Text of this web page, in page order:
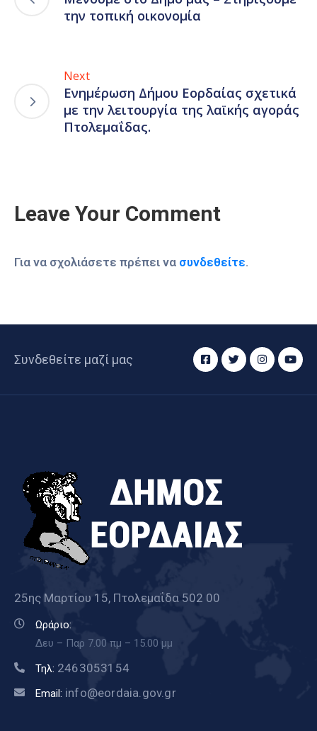
την τοπική οικονομία
Next
Ενημέρωση Δήμου Εορδαίας σχετικά
με την λειτουργία της λαϊκής αγοράς
Πτολεμαΐδας.
Leave Your Comment
Για να σχολιάσετε πρέπει να συνδεθείτε.
Συνδεθείτε μαζί μας
25ης Μαρτίου 15, Πτολεμαΐδα 502 00
Ωράριο:
Δευ – Παρ 7.00 πμ – 15.00 μμ
Τηλ: 2463053154
Email: info@eordaia.gov.gr